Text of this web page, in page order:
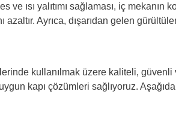
ve ısı yalıtımı sağlaması, iç mekanın
azaltır. Ayrıca, dışarıdan gelen
kullanılmak üzere kaliteli, güvenli
kapı çözümleri sağlıyoruz.